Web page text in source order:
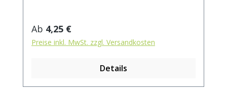
max.10 min.
Regulärer Preis:
Ab 4,25 €
Preise inkl. MwSt. zzgl. Versandkosten
Details